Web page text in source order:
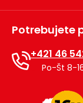
Potrebujete
+421 46
Po-Št 8-